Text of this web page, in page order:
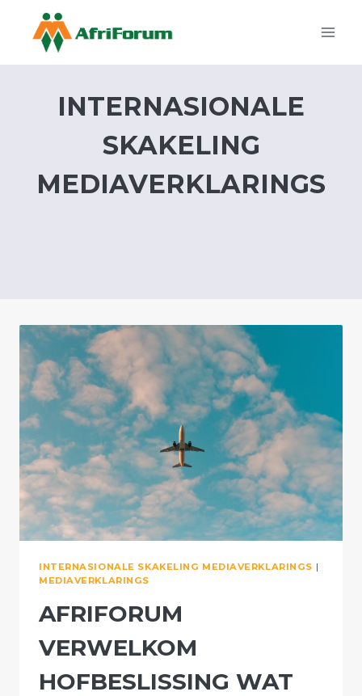
content
INTERNASIONALE
SKAKELING
MEDIAVERKLARINGS
INTERNASIONALE SKAKELING MEDIAVERKLARINGS |
MEDIAVERKLARINGS
AFRIFORUM
VERWELKOM
HOFBESLISSING WAT